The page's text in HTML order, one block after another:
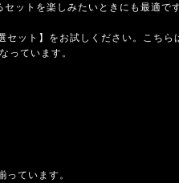
ットを楽しみたいときにも最適で
ット】をお試しください。こち
っています。
ています。